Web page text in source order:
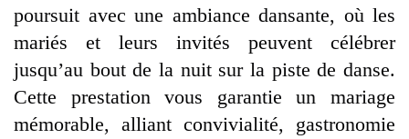
poursuit avec une ambiance dansante, où les
mariés et leurs invités peuvent célébrer
jusqu’au bout de la nuit sur la piste de danse.
Cette prestation vous garantie un mariage
mémorable, alliant convivialité, gastronomie